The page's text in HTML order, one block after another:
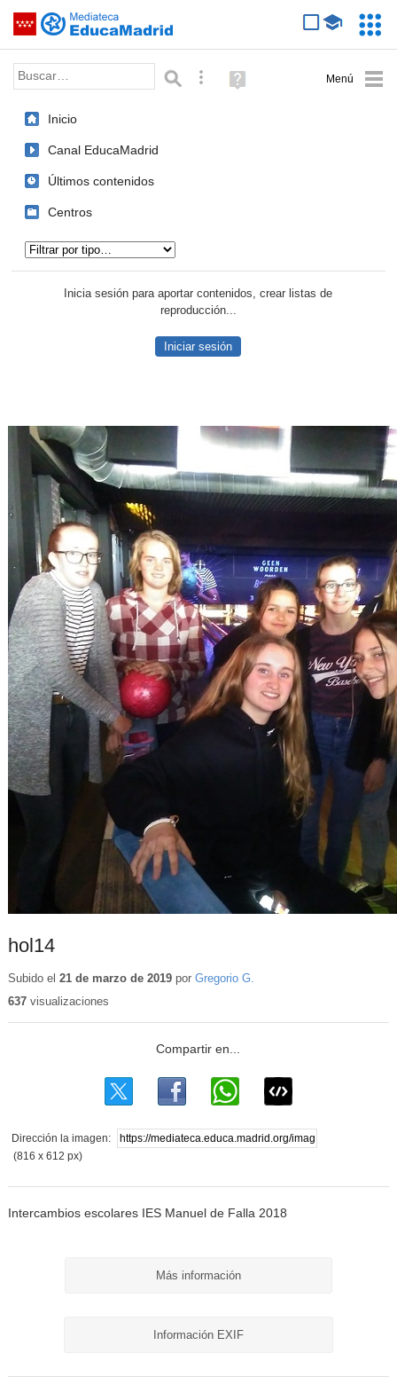
Saltar navegación
Palabra o frase: Búsqueda avanzada
Ayuda
(en
Inicio
Canal EducaMadrid
Últimos contenidos
Centros
Inicia sesión para aportar contenidos, crear listas de
reproducción...
Iniciar sesión
hol14
Subido el 21 de marzo de 2019por Gregorio G.
637visualizaciones
Dirección la imagen:
(816 x 612 px)
Intercambios escolares IES Manuel de Falla 2018
Más información
Información EXIF